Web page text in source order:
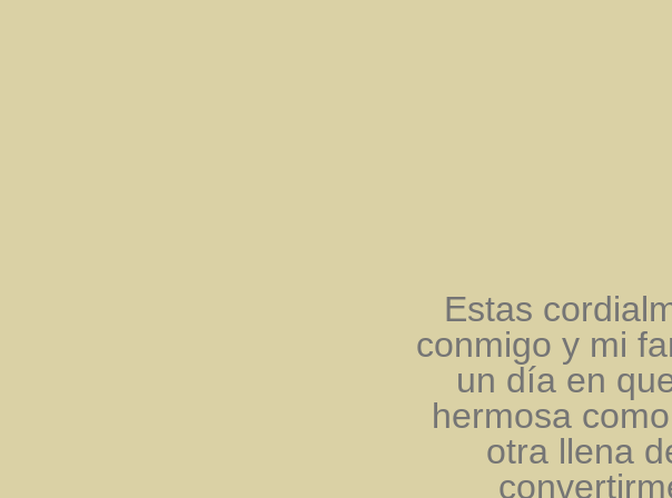
Estas
conmigo y mi
un día en
hermosa
otra llena